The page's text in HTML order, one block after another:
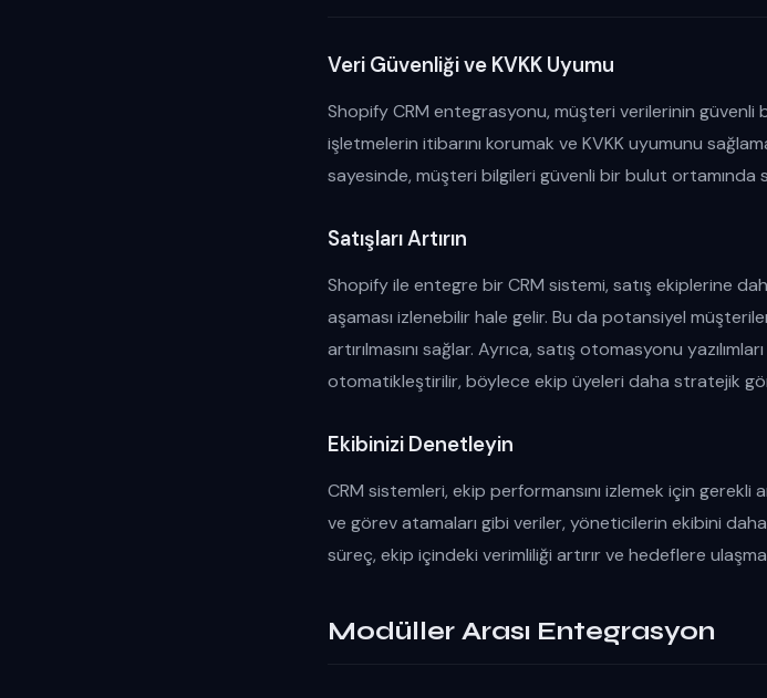
Veri Güvenliği ve KVKK Uyumu
Shopify CRM entegrasyonu, müşteri verilerinin güvenli
işletmelerin itibarını korumak ve KVKK uyumunu
sayesinde, müşteri bilgileri güvenli bir bulut ortamında
Satışları Artırın
Shopify ile entegre bir CRM sistemi, satış ekiplerine
aşaması izlenebilir hale gelir. Bu da potansiyel
artırılmasını sağlar. Ayrıca, satış otomasyonu
otomatikleştirilir, böylece ekip üyeleri daha stratejik
Ekibinizi Denetleyin
CRM sistemleri, ekip performansını izlemek için
ve görev atamaları gibi veriler, yöneticilerin ekibini
süreç, ekip içindeki verimliliği artırır ve hedeflere
Modüller Arası Entegrasyon